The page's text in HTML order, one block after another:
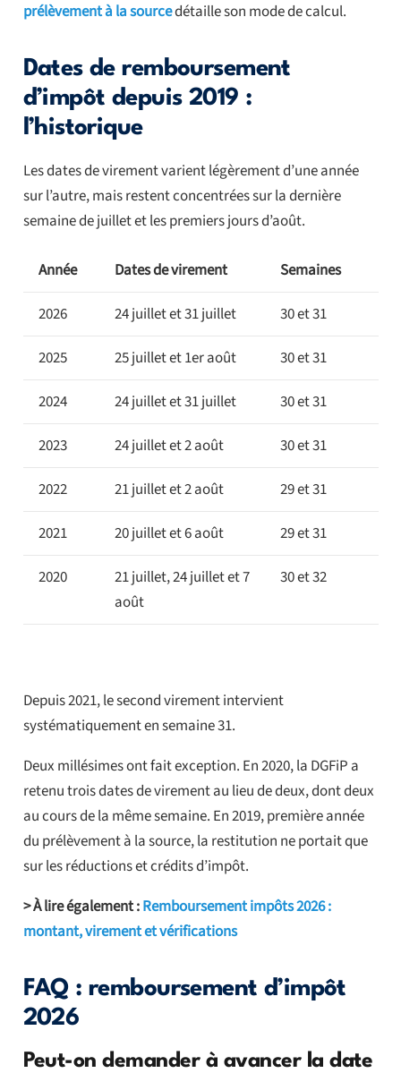
prélèvement à la sourcedétaille son mode de calcul.
Dates de remboursement
d’impôt depuis 2019 :
l’historique
Les dates de virement varient légèrement d’une année
sur l’autre, mais restent concentrées sur la dernière
semaine de juillet et les premiers jours d’août.
Année Dates de virement Semaines
2026 24 juillet et 31 juillet 30 et 31
2025 25 juillet et 1er août 30 et 31
2024 24 juillet et 31 juillet 30 et 31
2023 24 juillet et 2 août 30 et 31
2022 21 juillet et 2 août 29 et 31
2021 20 juillet et 6 août 29 et 31
2020
21 juillet, 24 juillet et 7
août
30 et 32
Depuis 2021, le second virement intervient
systématiquement en semaine 31.
Deux millésimes ont fait exception. En 2020, la DGFiP a
retenu trois dates de virement au lieu de deux, dont deux
au cours de la même semaine. En 2019, première année
du prélèvement à la source, la restitution ne portait que
sur les réductions et crédits d’impôt.
> À lire également :Remboursement impôts 2026 :
montant, virement et vérifications
FAQ : remboursement d’impôt
2026
Peut-on demander à avancer la date